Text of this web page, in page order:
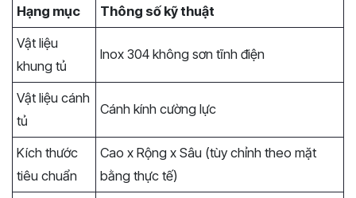
Hạng mục
Thông số kỹ thuật
Vật liệu
khung tủ
Inox 304 không sơn tĩnh điện
Vật liệu cánh
tủ
Cánh kính cường lực
Kích thước
tiêu chuẩn
Cao x Rộng x Sâu (tùy chỉnh theo mặt
bằng thực tế)